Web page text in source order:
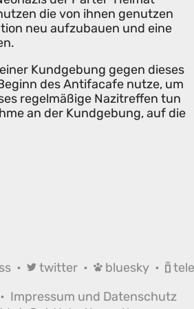
die von ihnen genutzen
neu aufzubauen und eine
Kundgebung gegen dieses
des Antifacafe nutze, um
regelmäßige Nazitreffen tun
an der Kundgebung, auf die
• twitter • bluesky •
• Impressum und Datenschutz